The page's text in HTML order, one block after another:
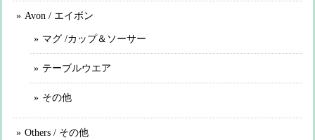
Avon / エイボン
マグ /カップ＆ソーサー
テーブルウエア
その他
Others / その他